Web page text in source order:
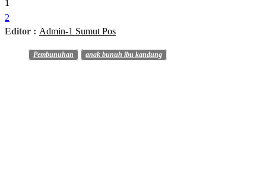
1
2
Editor : Admin-1 Sumut Pos
Pembunuhan anak bunuh ibu kandung